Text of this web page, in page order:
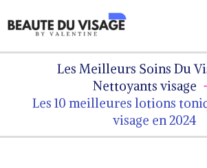
au
Les Meilleurs Soins Du
Nettoyants visage
Les 10 meilleures lotions
visage en 2024